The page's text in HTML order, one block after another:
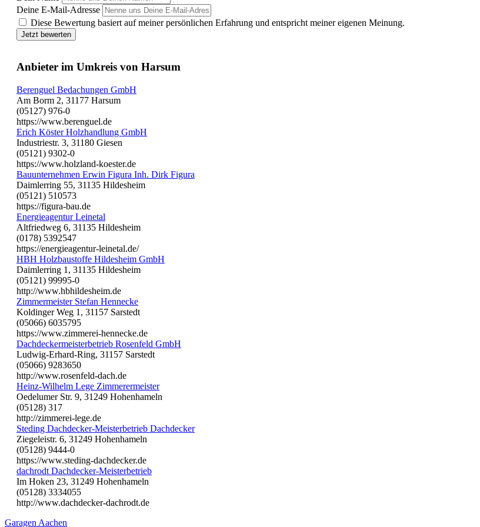
Deine E-Mail-Adresse
Diese Bewertung basiert auf meiner persönlichen Erfahrung und entspricht meiner eigenen Meinung.
Jetzt bewerten
Anbieter im Umkreis von Harsum
Berenguel Bedachungen GmbH
Am Borm 2, 31177 Harsum
(05127) 976-0
https://www.berenguel.de
Erich Köster Holzhandlung GmbH
Industriestr. 3, 31180 Giesen
(05121) 9302-0
https://www.holzland-koester.de
Bauunternehmen Erwin Figura Inh. Dirk Figura
Daimlerring 55, 31135 Hildesheim
(05121) 510573
https://figura-bau.de
Energieagentur Leinetal
Altfriedweg 6, 31135 Hildesheim
(0178) 5392547
https://energieagentur-leinetal.de/
HBH Holzbaustoffe Hildesheim GmbH
Daimlerring 1, 31135 Hildesheim
(05121) 99995-0
http://www.hbhildesheim.de
Zimmermeister Stefan Hennecke
Koldinger Weg 1, 31157 Sarstedt
(05066) 6035795
https://www.zimmerei-hennecke.de
Dachdeckermeisterbetrieb Rosenfeld GmbH
Ludwig-Erhard-Ring, 31157 Sarstedt
(05066) 9283650
http://www.rosenfeld-dach.de
Heinz-Wilhelm Lege Zimmerermeister
Oedelumer Str. 9, 31249 Hohenhameln
(05128) 317
http://zimmerei-lege.de
Steding Dachdecker-Meisterbetrieb Dachdecker
Ziegeleistr. 6, 31249 Hohenhameln
(05128) 9444-0
https://www.steding-dachdecker.de
dachrodt Dachdecker-Meisterbetrieb
Im Hoken 23, 31249 Hohenhameln
(05128) 3334055
http://www.dachdecker-dachrodt.de
Garagen Aachen